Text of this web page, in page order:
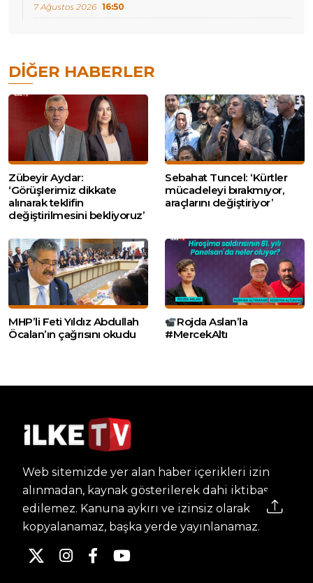
7 Ağustos 2026 16:50
DIĞER HABERLER
Zübeyir Aydar:
‘Görüşlerimiz dikkate
alınarak teklifin
değiştirilmesini bekliyoruz’
Sebahat Tuncel: ‘Kürtler
mücadeleyi bırakmıyor,
araçlarını değiştiriyor’
MHP’li Feti Yıldız Abdullah
Öcalan’ın çağrısını okudu
Rojda Aslan’la
#MercekAltı
Web sitemizde yer alan haber içerikleri izin
alınmadan, kaynak gösterilerek dahi iktibas
edilemez. Kanuna aykırı ve izinsiz olarak
kopyalanamaz, başka yerde yayınlanamaz.